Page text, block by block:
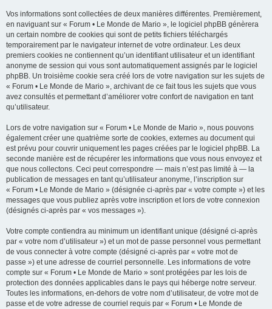
Vos informations sont collectées de deux manières différentes. Premièrement,
en naviguant sur « Forum • Le Monde de Mario », le logiciel phpBB génèrera
un certain nombre de cookies qui sont de petits fichiers téléchargés
temporairement par le navigateur internet de votre ordinateur. Les deux
premiers cookies ne contiennent qu’un identifiant utilisateur et un identifiant
anonyme de session qui vous sont automatiquement assignés par le logiciel
phpBB. Un troisième cookie sera créé lors de votre navigation sur les sujets de
« Forum • Le Monde de Mario », archivant de ce fait tous les sujets que vous
avez consultés et permettant d’améliorer votre confort de navigation en tant
qu’utilisateur.
Lors de votre navigation sur « Forum • Le Monde de Mario », nous pouvons
également créer une quatrième sorte de cookies, externes au document qui
est prévu pour couvrir uniquement les pages créées par le logiciel phpBB. La
seconde manière est de récupérer les informations que vous nous envoyez et
que nous collectons. Ceci peut correspondre — mais n’est pas limité à — la
publication de messages en tant qu’utilisateur anonyme, l’inscription sur
« Forum • Le Monde de Mario » (désignée ci-après par « votre compte ») et les
messages que vous publiez après votre inscription et lors de votre connexion
(désignés ci-après par « vos messages »).
Votre compte contiendra au minimum un identifiant unique (désigné ci-après
par « votre nom d’utilisateur ») et un mot de passe personnel vous permettant
de vous connecter à votre compte (désigné ci-après par « votre mot de
passe ») et une adresse de courriel personnelle. Les informations de votre
compte sur « Forum • Le Monde de Mario » sont protégées par les lois de
protection des données applicables dans le pays qui héberge notre serveur.
Toutes les informations, en-dehors de votre nom d’utilisateur, de votre mot de
passe et de votre adresse de courriel requis par « Forum • Le Monde de